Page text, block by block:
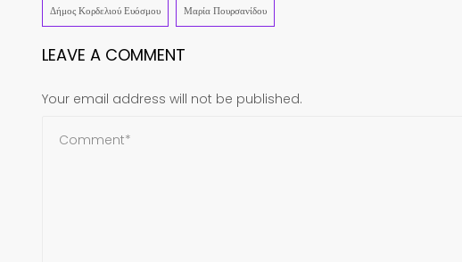
Δήμος Κορδελιού Ευόσμου Μαρία Πουρσανίδου
LEAVE A COMMENT
Your email address will not be published.